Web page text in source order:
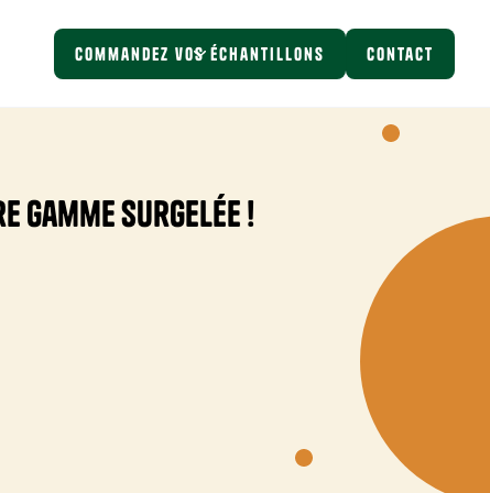
Commandez vos échantillons Contact
gamme surgelée !